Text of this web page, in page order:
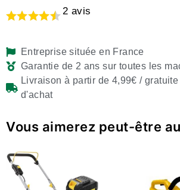
2 avis
Entreprise située en France
Garantie de 2 ans sur toutes les
Livraison à partir de 4,99€ /
d'achat
Vous aimerez peut-être